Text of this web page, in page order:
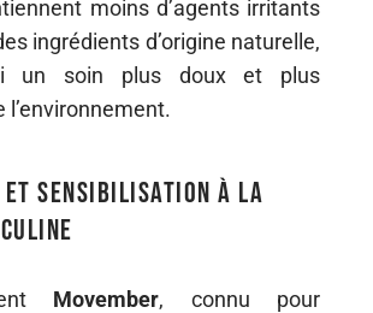
moins d’agents irritants
ingrédients d’origine naturelle,
un soin plus doux et plus
l’environnement.
et sensibilisation à la
Movember, connu pour